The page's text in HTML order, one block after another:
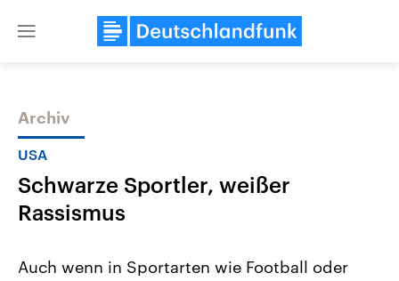
Close
Themen
Archiv
USA
Schwarze Sportler, weißer
Rassismus
Auch wenn in Sportarten wie Football oder